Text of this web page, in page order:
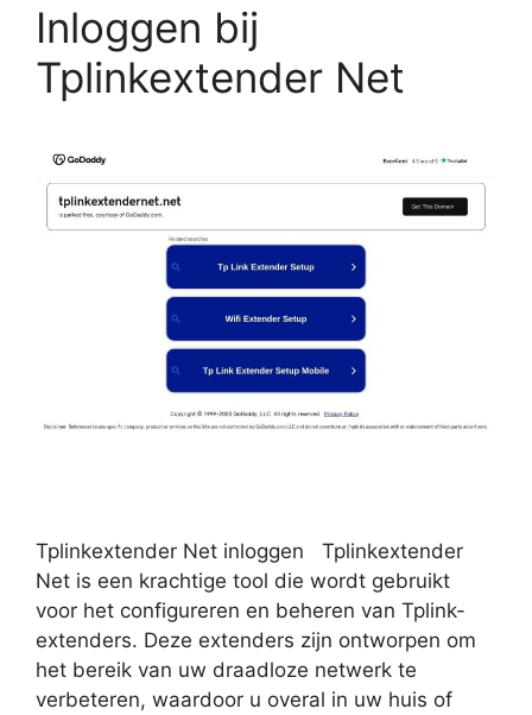
Inloggen bij
Tplinkextender Net
Tplinkextender Net inloggen Tplinkextender
Net is een krachtige tool die wordt gebruikt
voor het configureren en beheren van Tplink-
extenders. Deze extenders zijn ontworpen om
het bereik van uw draadloze netwerk te
verbeteren, waardoor u overal in uw huis of